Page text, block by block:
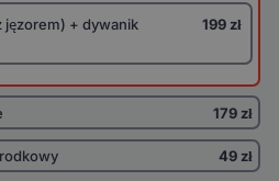
jęzorem) + dywanik
199 zł
179 zł
49 zł